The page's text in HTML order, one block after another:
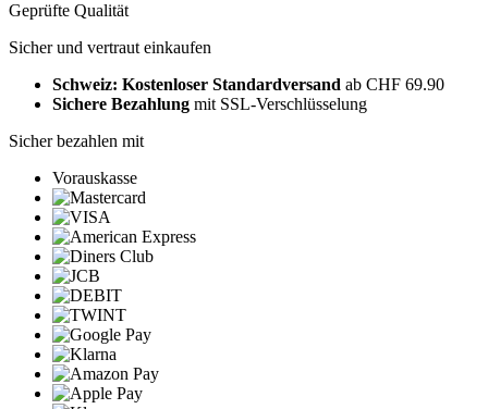
Geprüfte Qualität
Sicher und vertraut einkaufen
Schweiz: Kostenloser Standardversand ab CHF 69.90
Sichere Bezahlung mit SSL-Verschlüsselung
Sicher bezahlen mit
Vorauskasse